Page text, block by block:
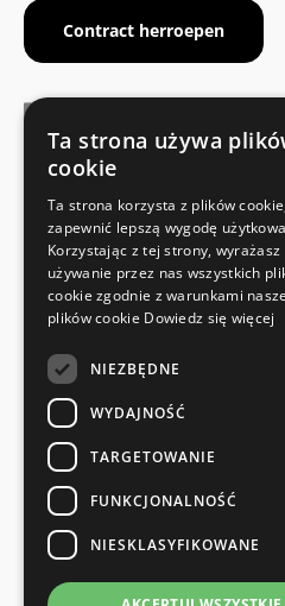
Contract herroepen
Voldoet aan de
SNELLE EN EENVOUDIGE
Retourservice
RECHTSTREEKS VAN DE
Speciale kwaliteitscontrole
en meer...
Ta strona używa
cookie
Ta strona korzysta z plików
zapewnić lepszą wygodę
Korzystając z tej strony, wyrażasz
używanie przez nas wszystkich
cookie zgodnie z warunkami
plików cookie Dowiedz się więcej
NIEZBĘDNE
WYDAJNOŚĆ
TARGETOWANIE
FUNKCJONALNOŚĆ
NIESKLASYFIKOWANE